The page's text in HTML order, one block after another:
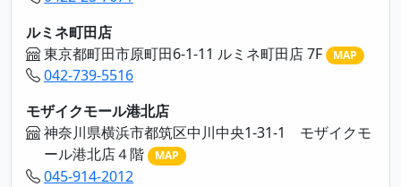
ルミネ町田店
東京都町田市原町田6-1-11 ルミネ町田店 7F
MAP
042-739-5516
モザイクモール港北店
神奈川県横浜市都筑区中川中央1-31-1 モザイクモ
ール港北店４階
MAP
045-914-2012